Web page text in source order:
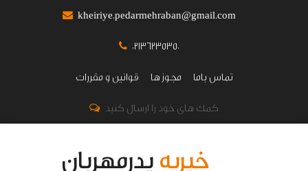
kheiriye.pedarmehraban@gmail.com
02136235350
قوانین و مقررات
مجوز ها
تماس باما
کمک های خود را ارسال کنید
خیریهپدرمهربان